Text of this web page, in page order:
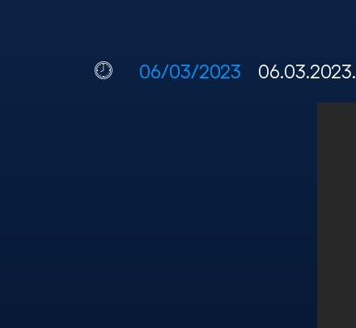
06/03/2023 06.03.2023.